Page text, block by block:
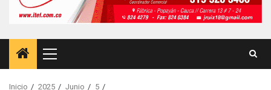
Menú
principal
Inicio 2025 Junio
5